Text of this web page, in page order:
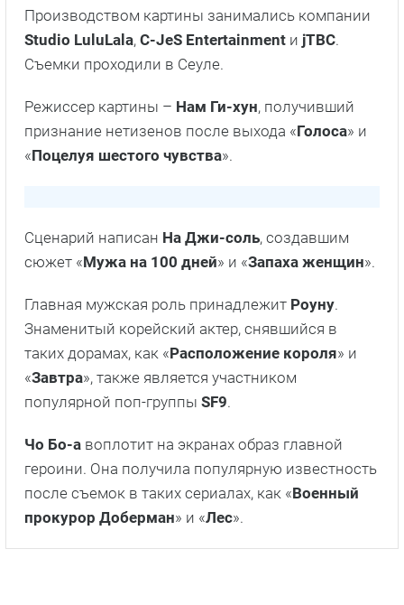
Производством картины занимались компании
Studio LuluLala, C-JeS Entertainment и jTBC.
Съемки проходили в Сеуле.
Режиссер картины – Нам Ги-хун, получивший
признание нетизенов после выхода «Голоса» и
«Поцелуя шестого чувства».
Сценарий написан На Джи-соль, создавшим
сюжет «Мужа на 100 дней» и «Запаха женщин».
Главная мужская роль принадлежит Роуну.
Знаменитый корейский актер, снявшийся в
таких дорамах, как «Расположение короля» и
«Завтра», также является участником
популярной поп-группы SF9.
Чо Бо-а воплотит на экранах образ главной
героини. Она получила популярную известность
после съемок в таких сериалах, как «Военный
прокурор Доберман» и «Лес».